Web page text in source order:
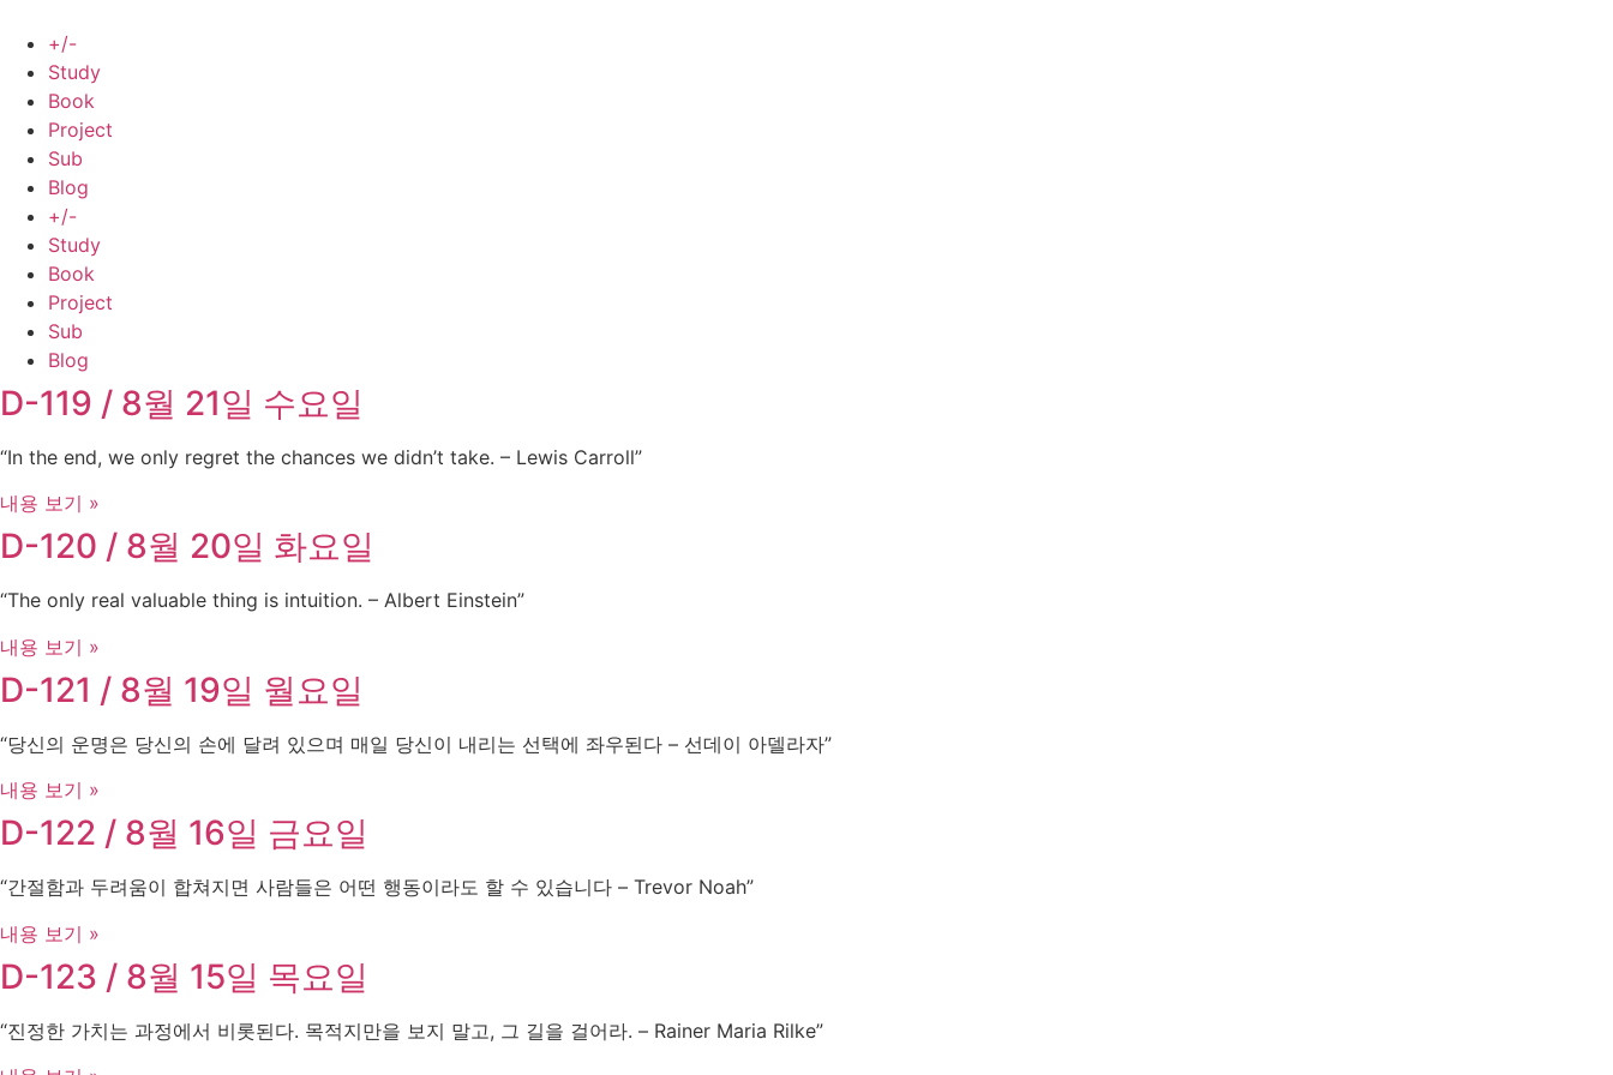
content
+/-
Study
Book
Project
Sub
Blog
+/-
Study
Book
Project
Sub
Blog
D-119 / 8월 21일 수요일
“In the end, we only regret the chances we didn’t take. – Lewis Carroll”
내용 보기 »
D-120 / 8월 20일 화요일
“The only real valuable thing is intuition. – Albert Einstein”
내용 보기 »
D-121 / 8월 19일 월요일
“당신의 운명은 당신의 손에 달려 있으며 매일 당신이 내리는 선택에 좌우된다 – 선데이 아델라자”
내용 보기 »
D-122 / 8월 16일 금요일
“간절함과 두려움이 합쳐지면 사람들은 어떤 행동이라도 할 수 있습니다 – Trevor Noah”
내용 보기 »
D-123 / 8월 15일 목요일
“진정한 가치는 과정에서 비롯된다. 목적지만을 보지 말고, 그 길을 걸어라. – Rainer Maria Rilke”